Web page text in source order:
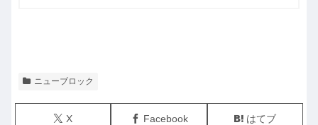
ニューブロック
X Facebook はてブ